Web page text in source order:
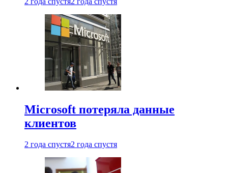
Microsoft потеряла данные
клиентов
2 года спустя2 года спустя